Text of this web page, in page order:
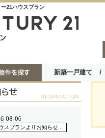
21ハウスプラン
新築一戸建て